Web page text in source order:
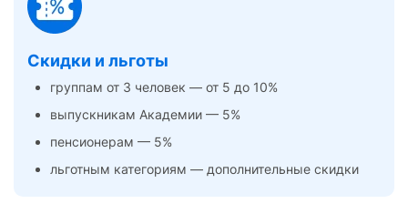
Скидки и льготы
группам от 3 человек — от 5 до 10%
выпускникам Академии — 5%
пенсионерам — 5%
льготным категориям — дополнительные скидки